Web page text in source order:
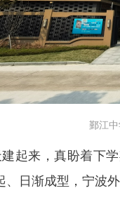
鄞江
起来，真盼着下
日渐成型，宁波